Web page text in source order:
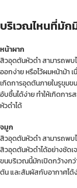
บริเวณไหนที่มั
หน้าผาก
สิวอุดตันหัวดำ สามารถพบ
ออกง่าย หรือไว้ผมหน้าม้า
เกิดการอุดตันภายในรูขุมข
อับชื้นได้ง่าย ทำให้เกิดกา
หัวดำได้
จมูก
สิวอุดตันหัวดำ สามารถพบ
สิวอุดตันหัวดำได้อย่างชัดเ
ขนบริเวณนี้มักเปิดกว้างกว่
ตัน และสัมผัสกับอากาศได้